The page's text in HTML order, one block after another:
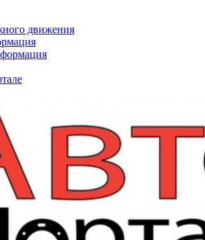
движения